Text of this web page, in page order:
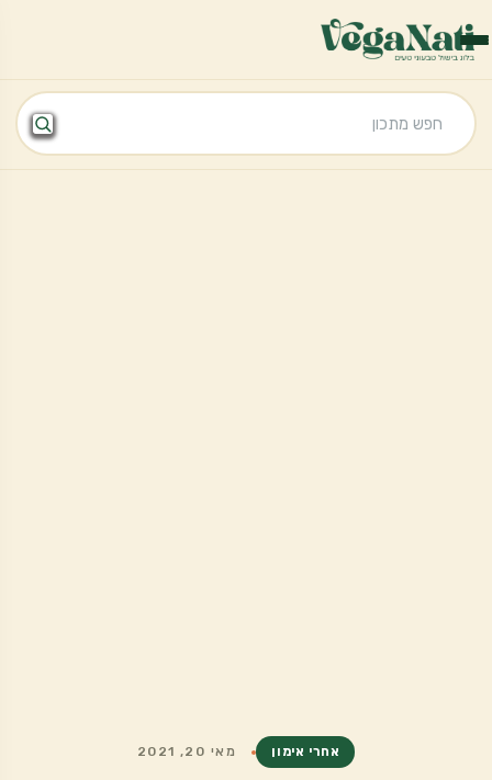
אחרי אימון מאי 20, 2021